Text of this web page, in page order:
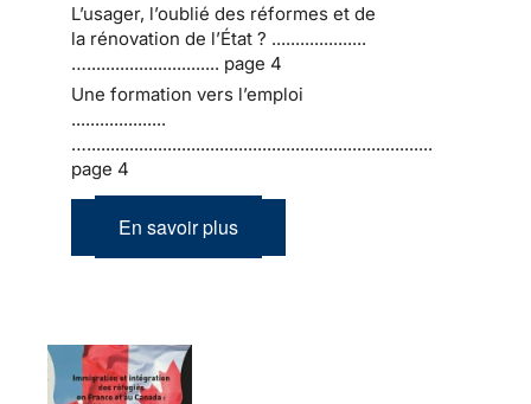
L’usager, l’oublié des réformes et de
la rénovation de l’État ? ....................
…............................ page 4
Une formation vers l’emploi
....................
….........................................................................
page 4
En savoir plus